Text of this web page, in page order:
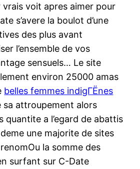
voit apres aimer pour
s’avere la boulot d’une
des plus avant
l’ensemble de vos
sensuels… Le site
environ 25000 amas
belles femmes indigГЁnes
sa attroupement alors
quantite a l’egard de abattis
une majorite de sites
la somme des
surfant sur C-Date